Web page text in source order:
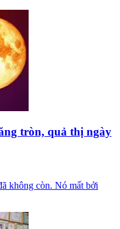
tròn, quả thị ngày
không còn. Nó mất bởi